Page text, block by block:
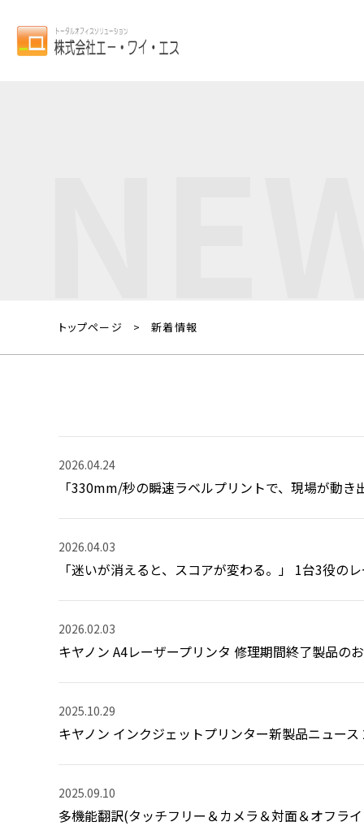
トップページ 新着情報
2026.04.24
「330mm/秒の瞬速ラベルプリントで、現場が動き
2026.04.03
「迷いが消えると、スコアが変わる。」 1台3役の
2026.02.03
キヤノン A4レーザープリンタ 修理期間終了製品の
2025.10.29
キヤノン インクジェットプリンター新製品ニュース
2025.09.10
多機能翻訳(タッチフリー＆カメラ＆対面＆オフラ